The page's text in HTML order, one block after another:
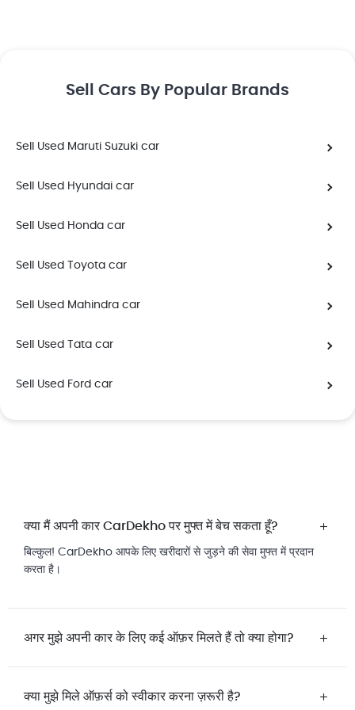
Sell Cars By Popular Brands
Sell Used Maruti Suzuki car
Sell Used Hyundai car
Sell Used Honda car
Sell Used Toyota car
Sell Used Mahindra car
Sell Used Tata car
Sell Used Ford car
क्या मैं अपनी कार CarDekho पर मुफ्त में बेच सकता हूँ?
बिल्कुल! CarDekho आपके लिए खरीदारों से जुड़ने की सेवा मुफ्त में प्रदान
करता है।
अगर मुझे अपनी कार के लिए कई ऑफ़र मिलते हैं तो क्या होगा?
क्या मुझे मिले ऑफ़र्स को स्वीकार करना ज़रूरी है?